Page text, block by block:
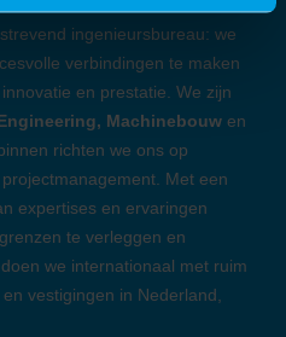
ingenieursbureau: we
verbindingen te maken
en prestatie. We zijn
Machinebouw en
richten we ons op
Met een
expertises en ervaringen
te verleggen en
we internationaal met ruim
vestigingen in Nederland,